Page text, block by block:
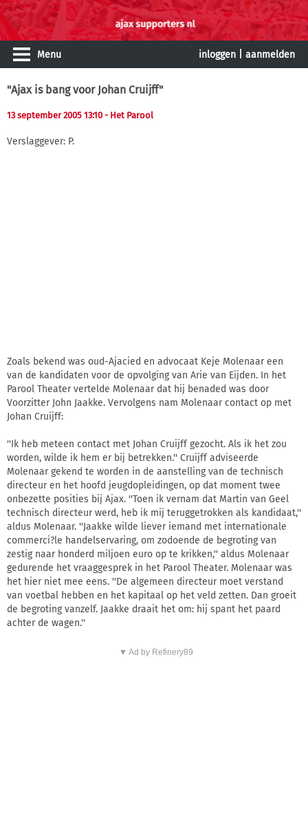
Menu inloggen aanmelden
"Ajax is bang voor Johan Cruijff"
13 september 2005 13:10 - Het Parool
Verslaggever: P.
Zoals bekend was oud-Ajacied en advocaat Keje Molenaar een
van de kandidaten voor de opvolging van Arie van Eijden. In het
Parool Theater vertelde Molenaar dat hij benaded was door
Voorzitter John Jaakke. Vervolgens nam Molenaar contact op met
Johan Cruijff:
''Ik heb meteen contact met Johan Cruijff gezocht. Als ik het zou
worden, wilde ik hem er bij betrekken.'' Cruijff adviseerde
Molenaar gekend te worden in de aanstelling van de technisch
directeur en het hoofd jeugdopleidingen, op dat moment twee
onbezette posities bij Ajax. ''Toen ik vernam dat Martin van Geel
technisch directeur werd, heb ik mij teruggetrokken als kandidaat,''
aldus Molenaar. ''Jaakke wilde liever iemand met internationale
commerci?le handelservaring, om zodoende de begroting van
zestig naar honderd miljoen euro op te krikken,'' aldus Molenaar
gedurende het vraaggesprek in het Parool Theater. Molenaar was
het hier niet mee eens. ''De algemeen directeur moet verstand
van voetbal hebben en het kapitaal op het veld zetten. Dan groeit
de begroting vanzelf. Jaakke draait het om: hij spant het paard
achter de wagen.''
▼ Ad by Refinery89